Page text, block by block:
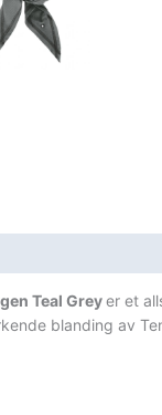
Teal Greyer et
blanding av